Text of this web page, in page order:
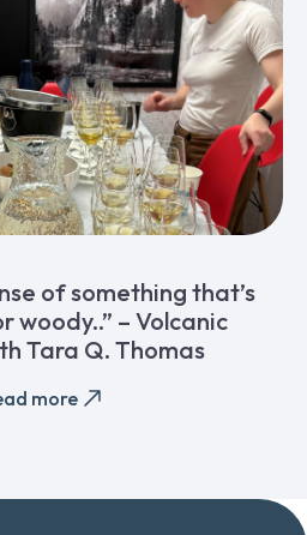
of something that’s
woody..” – Volcanic
Tara Q. Thomas
more